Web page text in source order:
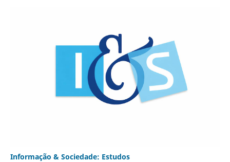
Informação & Sociedade: Estudos